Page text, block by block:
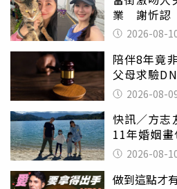
業 謝忻認
心聲2026-08-
陪伴8年竟
父母求驗
2026-08-
快訊／方志
11年婚姻
2026-08-
做到這點才